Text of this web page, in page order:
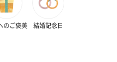
ル漬（塩麹&レモ
のご褒美 結婚記念日